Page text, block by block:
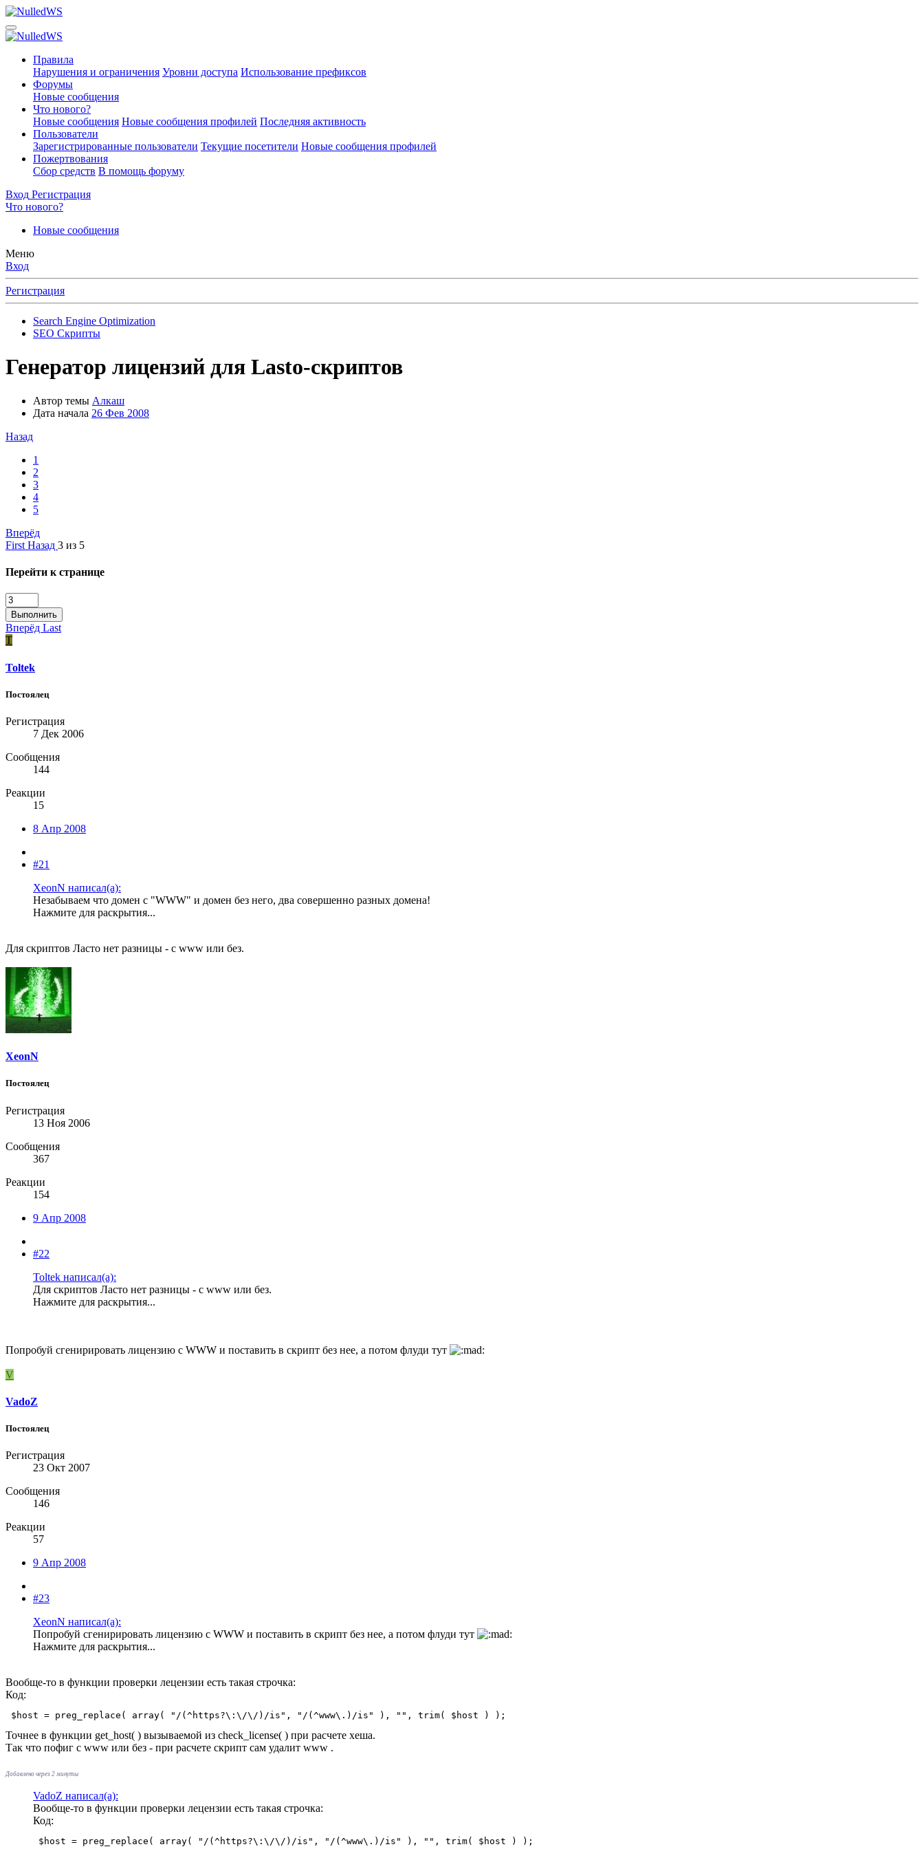
Правила
Нарушения и ограничения Уровни доступа Использование префиксов
Форумы
Новые сообщения
Что нового?
Новые сообщения Новые сообщения профилей Последняя активность
Пользователи
Зарегистрированные пользователи Текущие посетители Новые сообщения профилей
Пожертвования
Сбор средств В помощь форуму
Вход Регистрация
Что нового?
Новые сообщения
Меню
Вход
Регистрация
Search Engine Optimization
SEO Скрипты
Генератор лицензий для Lasto-скриптов
Автор темы Алкаш
Дата начала 26 Фев 2008
Назад
1
2
3
4
5
Вперёд
First Назад 3 из 5
Перейти к странице
Выполнить
Вперёд Last
T
Toltek
Постоялец
Регистрация
7 Дек 2006
Сообщения
144
Реакции
15
8 Апр 2008
#21
XeonN написал(а):
Незабываем что домен с "WWW" и домен без него, два совершенно разных домена!
Нажмите для раскрытия...
Для скриптов Ласто нет разницы - с www или без.
XeonN
Постоялец
Регистрация
13 Ноя 2006
Сообщения
367
Реакции
154
9 Апр 2008
#22
Toltek написал(а):
Для скриптов Ласто нет разницы - с www или без.
Нажмите для раскрытия...
Попробуй сгенирировать лицензию с WWW и поставить в скрипт без нее, а потом флуди тут
V
VadoZ
Постоялец
Регистрация
23 Окт 2007
Сообщения
146
Реакции
57
9 Апр 2008
#23
XeonN написал(а):
Попробуй сгенирировать лицензию с WWW и поставить в скрипт без нее, а потом флуди тут
Нажмите для раскрытия...
Вообще-то в функции проверки лецензии есть такая строчка:
Код:
$host = preg_replace( array( "/(^https?\:\/\/)/is", "/(^www\.)/is" ), "", trim( $host ) );
Точнее в функции get_host( ) вызываемой из check_license( ) при расчете хеша.
Так что пофиг с www или без - при расчете скрипт сам удалит www .
Добавлено через 2 минуты
VadoZ написал(а):
Вообще-то в функции проверки лецензии есть такая строчка:
Код:
$host = preg_replace( array( "/(^https?\:\/\/)/is", "/(^www\.)/is" ), "", trim( $host ) );